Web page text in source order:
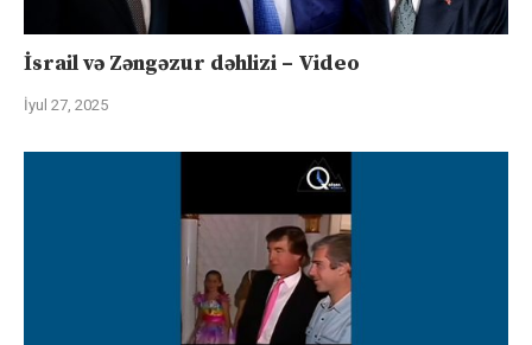
İsrail və Zəngəzur dəhlizi – Video
İyul 27, 2025